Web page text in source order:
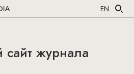
EN
журнала